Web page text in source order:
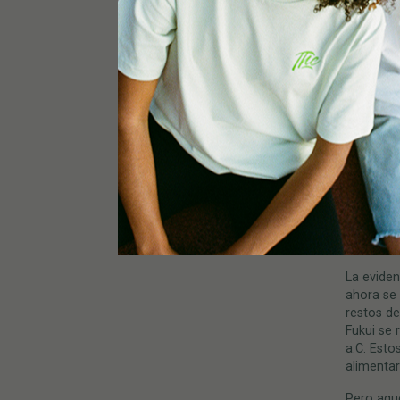
Los
por
por los
precaria
aquello
chinos
el 3.000
usaba
difícil
La
ahora
restos
Fukui se
a.C.